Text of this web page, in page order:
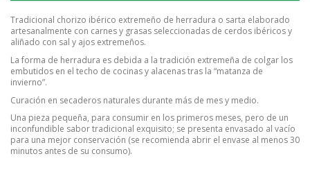
Tradicional chorizo ibérico extremeño de herradura o sarta elaborado
artesanalmente con carnes y grasas seleccionadas de cerdos ibéricos y
aliñado con sal y ajos extremeños.
La forma de herradura es debida a la tradición extremeña de colgar los
embutidos en el techo de cocinas y alacenas tras la “matanza de
invierno”.
Curación en secaderos naturales durante más de mes y medio.
Una pieza pequeña, para consumir en los primeros meses, pero de un
inconfundible sabor tradicional exquisito; se presenta envasado al vacío
para una mejor conservación (se recomienda abrir el envase al menos 30
minutos antes de su consumo).